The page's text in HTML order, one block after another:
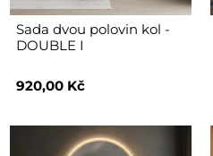
Sada dvou polovin kol -
DOUBLE I
920,00 Kč